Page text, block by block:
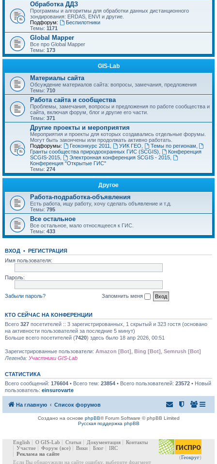
Обработка ДДЗ
Программы и алгоритмы для обработки данных дистанционного
зондирования: ERDAS, ENVI и другие.
Подфорум:
Беспилотники
Темы: 1171
Global Mapper
Все про Global Mapper
Темы: 173
GIS-Lab
Материалы сайта
Обсуждение материалов сайта: вопросы, замечания, предложения
Темы: 710
Работа сайта и сообщества
Проблемы, замечания, вопросы и предложения по работе сообщества и
сайта, включая форум, блог и другие его части.
Темы: 371
Другие проекты и мероприятия
Мероприятия и проекты для которых создавались отдельные форумы.
Могут быть закончены или продолжать активно работать.
Подфорумы:
Геоконкурс 2011 УИК ГЕО Темы по регионам
Гранты сообщества природоохранных ГИС (SCGIS)
Конференция
SCGIS-2015
Электронная конференция SCGIS - 2015,
Конференция "Открытые ГИС"
Темы: 274
Другое
Работа-подработка-объявления
Есть работа, ищу работу, хочу сделать объявление и т.д.
Темы: 795
Все остальное
Все остальное, мало относящееся к ГИС.
Темы: 433
ВХОД • РЕГИСТРАЦИЯ
Имя пользователя:
Пароль:
Забыли пароль? Запомнить меня
КТО СЕЙЧАС НА КОНФЕРЕНЦИИ
Всего 327 посетителей :: 3 зарегистрированных, 1 скрытый и 323 гостя (основано
на активности пользователей за последние 5 минут)
Больше всего посетителей (7420) здесь было 18 апр 2026, 00:51
Зарегистрированные пользователи: Amazon [Bot] Bing [Bot] Semrush [Bot]
Легенда: Участники GIS-Lab
СТАТИСТИКА
Всего сообщений: 176604 • Всего тем: 23854 • Всего пользователей: 23572 • Новый
пользователь: einsurovarte
На главную Список форумов
Создано на основе phpBB® Forum Software © phpBB Limited
Русская поддержка phpBB
(Геокруг)
English О GIS-Lab Статьи Документация
Контакты
Участие
Форум (все) Вики Блог
IRC
Реклама на сайте
Если Вы обнаружили на сайте ошибку, выберите фрагмент